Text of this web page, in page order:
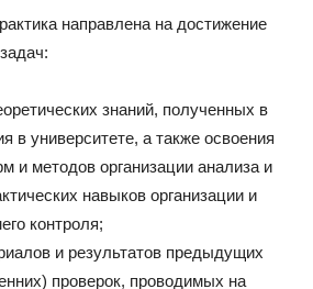
направлена на достижение
знаний, полученных в
в университете, а также освоения
и методов организации анализа и
навыков организации и
контроля;
и результатов предыдущих
проверок, проводимых на